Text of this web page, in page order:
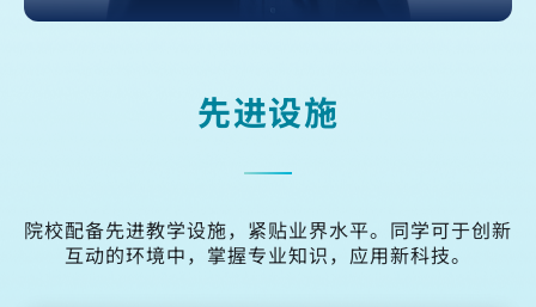
先进设施
院校配备先进教学设施，紧贴业界水平。同学可于创新
互动的环境中，掌握专业知识，应用新科技。